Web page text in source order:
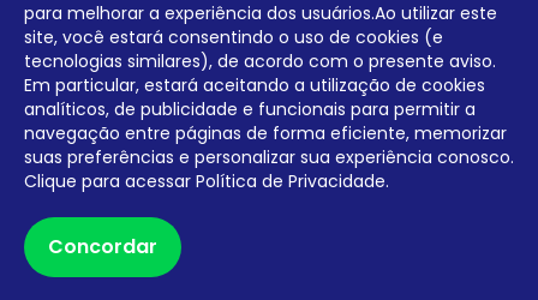
INTERFRIOS COMÉRCIO DE FRIOS E LATICÍNIOS EIRELI CNPJ:
00.140.150/0001-09 INSCRIÇÃO ESTADUAL: 112.576.117.113
para melhorar a experiência dos usuários.Ao utilizar este
site, você estará consentindo o uso de cookies (e
tecnologias similares), de acordo com o presente aviso.
Em particular, estará aceitando a utilização de cookies
analíticos, de publicidade e funcionais para permitir a
navegação entre páginas de forma eficiente, memorizar
suas preferências e personalizar sua experiência conosco.
Clique para acessar Política de Privacidade.
Concordar